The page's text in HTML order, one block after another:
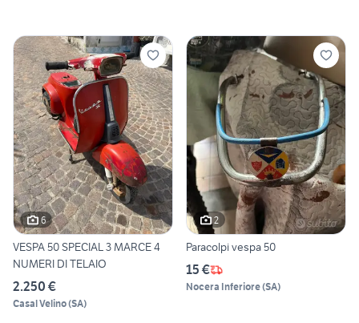
6
VESPA 50 SPECIAL 3 MARCE 4
NUMERI DI TELAIO
2.250 €
Casal Velino(SA)
2
Paracolpi vespa 50
15 €
Nocera Inferiore(SA)